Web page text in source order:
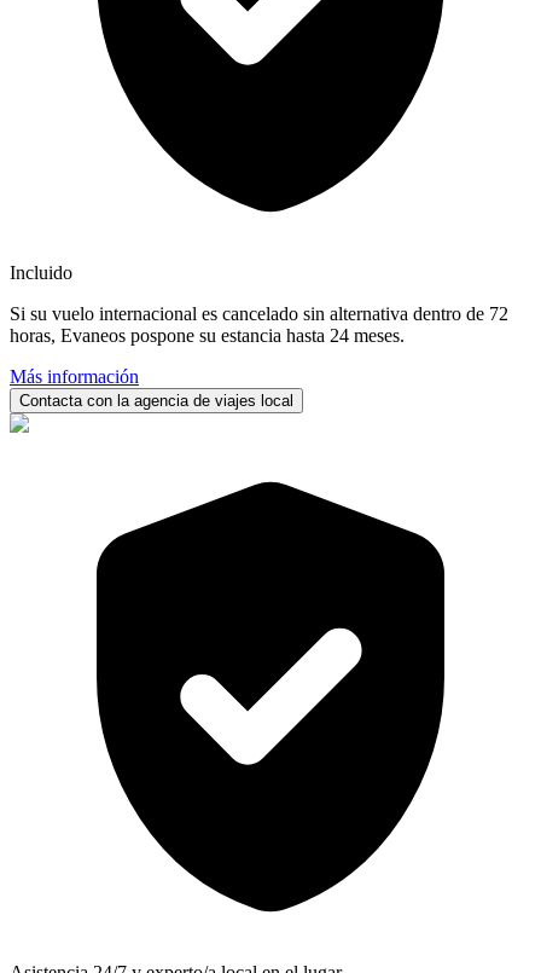
Incluido
Si su vuelo internacional es cancelado sin alternativa dentro de 72
horas, Evaneos pospone su estancia hasta 24 meses.
Más información
Contacta con la agencia de viajes local